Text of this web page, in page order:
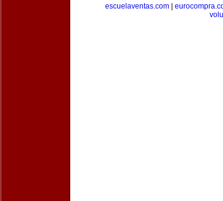
escuelaventas.com|